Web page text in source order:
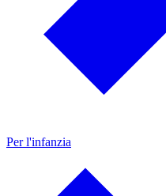
Per l'infanzia